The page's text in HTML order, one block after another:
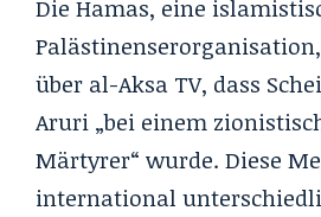
Die Hamas, eine
über al-Aksa TV, dass
Aruri „bei einem
Märtyrer“ wurde. Diese
international